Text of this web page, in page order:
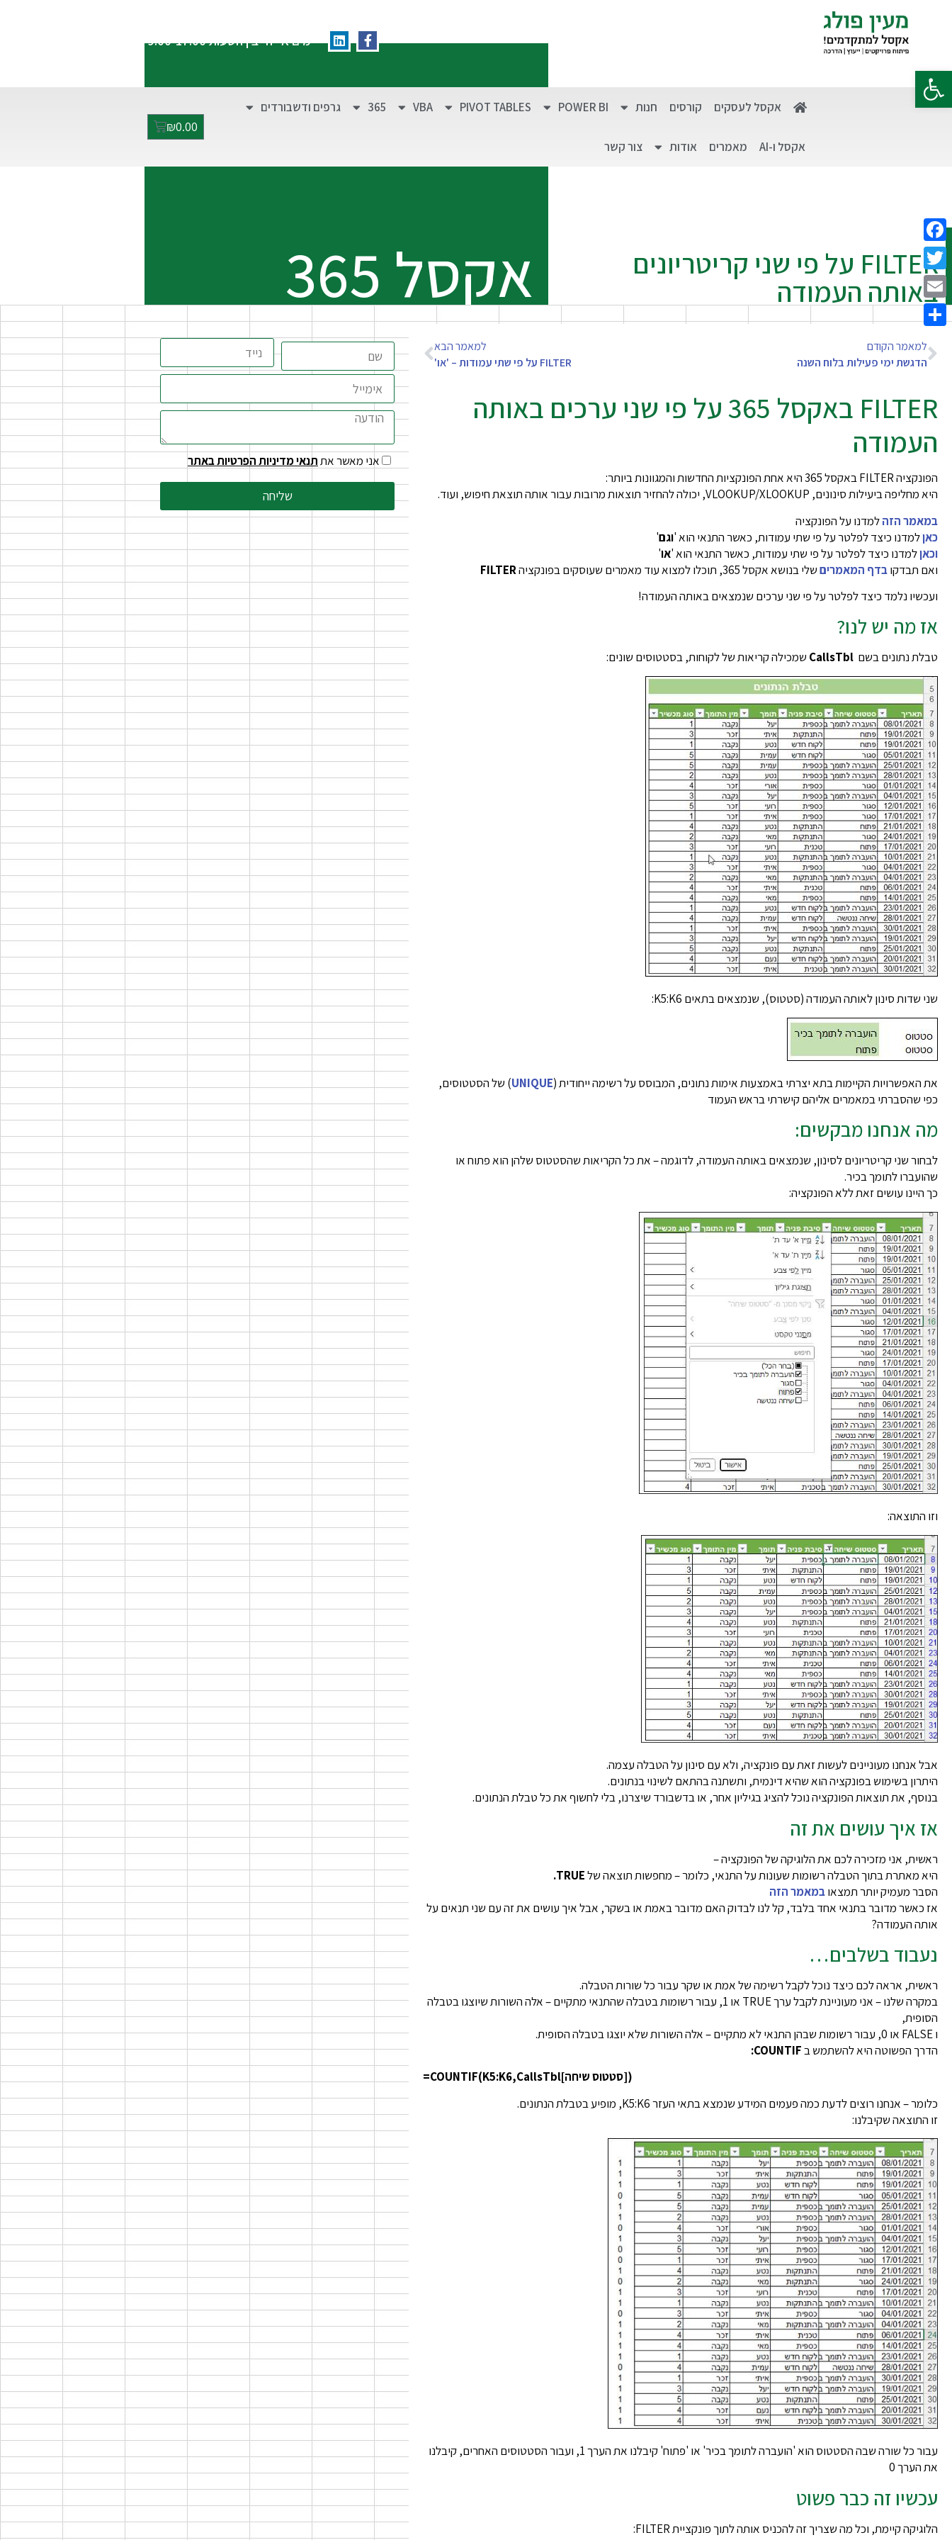
פתח סרגל נגישות
ימים א'-ה' בין השעות 9:00-17:00
אקסל לעסקים קורסים חנות POWER BI
PIVOT TABLES
VBA
365 גרפים ודשבורדים
אקסל ו-AI מאמרים אודות צור קשר
₪0.00
FILTER על פי שני קריטריונים
באותה העמודה אקסל 365
למאמר הקודם
הדגשת ימי פעילות בלוח השנה
למאמר הבא
FILTER על פי שתי עמודות – 'או'
FILTER באקסל 365 על פי שני ערכים באותה
העמודה
הפונקציה FILTER באקסל 365 היא אחת הפונקציות החדשות והמגוונות ביותר:
היא מחליפה ביעילות סינונים, VLOOKUP/XLOOKUP, יכולה להחזיר תוצאות מרובות עבור אותה תוצאת חיפוש, ועוד.
במאמר הזהלמדנו על הפונקציה
כאןלמדנו כיצד לפלטר על פי שתי עמודות, כאשר התנאי הוא 'וגם'
וכאןלמדנו כיצד לפלטר על פי שתי עמודות, כאשר התנאי הוא 'או'
ואם תבדקובדף המאמריםשלי בנושא אקסל 365, תוכלו למצוא עוד מאמרים שעוסקים בפונקציה
FILTER
ועכשיו נלמד כיצד לפלטר על פי שני ערכים שנמצאים באותה העמודה!
אז מה יש לנו?
טבלת נתונים בשם CallsTbl שמכילה קריאות של לקוחות, בסטטוסים שונים:
שני שדות סינון לאותה העמודה (סטטוס), שנמצאים בתאים K5:K6:
את האפשרויות הקיימות בתא יצרתי באמצעות אימות נתונים, המבוסס על רשימה ייחודית (UNIQUE) של הסטטוסים,
כפי שהסברתי במאמרים אליהם קישרתי בראש העמוד
מה אנחנו מבקשים:
לבחור שני קריטריונים לסינון, שנמצאים באותה העמודה, לדוגמה – את כל הקריאות שהסטטוס שלהן הוא פתוח או
שהועברו לתומך בכיר.
כך היינו עושים זאת ללא הפונקציה:
וזו התוצאה:
אבל אנחנו מעוניינים לעשות זאת עם פונקציה, ולא עם סינון על הטבלה עצמה.
היתרון בשימוש בפונקציה הוא שהיא דינמית, ותשתנה בהתאם לשינוי בנתונים.
בנוסף, את תוצאות הפונקציה נוכל להציג בגיליון אחר, או בדשבורד שיצרנו, בלי לחשוף את כל טבלת הנתונים.
אז איך עושים את זה
ראשית, אני מזכירה לכם את הלוגיקה של הפונקציה –
היא מאתרת בתוך הטבלה רשומות שעונות על התנאי, כלומר – מחפשות תוצאה שלTRUE
.
הסבר מעמיק יותר תמצאובמאמר הזה
אז כאשר מדובר בתנאי אחד בלבד, קל לנו לבדוק האם מדובר באמת או בשקר, אבל איך עושים את זה עם שני תנאים על
אותה העמודה?
נעבוד בשלבים…
ראשית, אראה לכם כיצד נוכל לקבל רשימה של אמת או שקר עבור כל שורות הטבלה.
במקרה שלנו – אני מעוניינת לקבל ערך TRUE או 1, עבור רשומות בטבלה שהתנאי מתקיים – אלה השורות שיוצגו בטבלה
הסופית,
ו FALSE או 0, עבור רשומות שבהן התנאי לא מתקיים – אלה השורות שלא יוצגו בטבלה הסופית.
הדרך הפשוטה היא להשתמש בCOUNTIF:
=COUNTIF(K5:K6,CallsTbl[סטטוס שיחה])
כלומר – אנחנו רוצים לדעת כמה פעמים המידע שנמצא בתאי העזר K5:K6, מופיע בטבלת הנתונים.
זו התוצאה שקיבלנו:
עבור כל שורה שבה הסטטוס הוא 'הועברה לתומך בכיר' או 'פתוח' קיבלנו את הערך 1, ועבור הסטטוסים האחרים, קיבלנו
את הערך 0
עכשיו זה כבר פשוט
הלוגיקה קיימת, וכל מה שצריך זה להכניס אותה לתוך פונקציית FILTER:
אני מאשר אתתנאי מדיניות הפרטיות באתר
שליחה
Facebook
Twitter
Email